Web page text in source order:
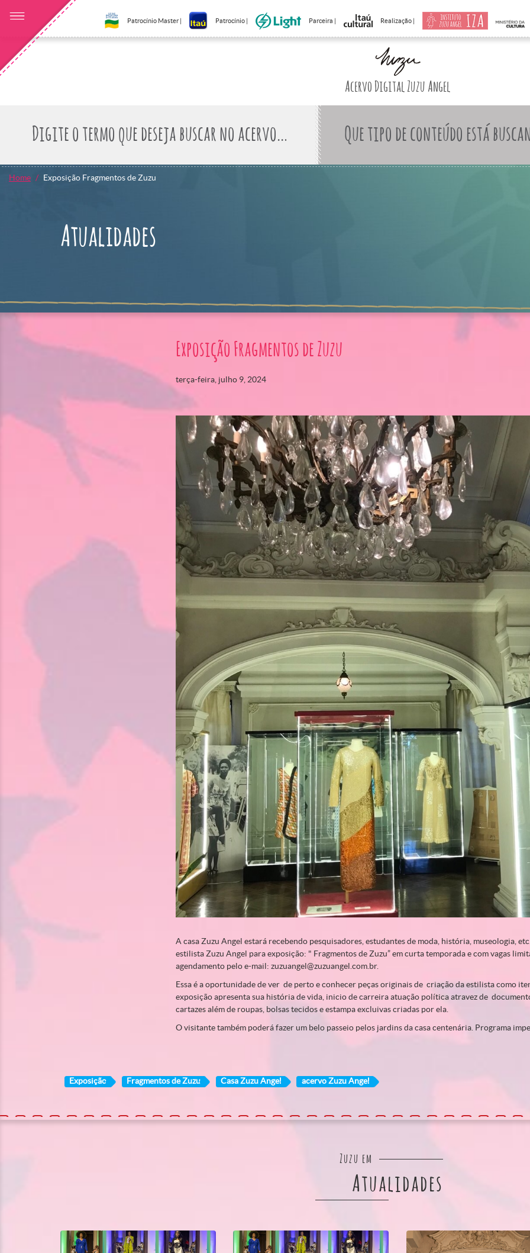
Patrocínio Master | Patrocínio | Parceira | Realização |
Acervo Digital Zuzu Angel
Que tipo de conteúdo está
Home Exposição Fragmentos de Zuzu
Atualidades
Exposição Fragmentos de Zuzu
terça-feira, julho 9, 2024
A casa Zuzu Angel estará recebendo pesquisadores, estudantes de moda, história, museologia,
estilista Zuzu Angel para exposição: " Fragmentos de Zuzu” em curta temporada e com vagas
agendamento pelo e-mail: zuzuangel@zuzuangel.com.br.
Essa é a oportunidade de ver de perto e conhecer peças originais de criação da estilista como
exposição apresenta sua história de vida, inicio de carreira atuação política atravez de
cartazes além de roupas, bolsas tecidos e estampa excluivas criadas por ela.
O visitante também poderá fazer um belo passeio pelos jardins da casa centenária. Programa
Exposição Fragmentos de Zuzu Casa Zuzu Angel acervo Zuzu Angel
Zuzu em
Atualidades